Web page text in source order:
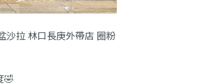
沙拉 林口長庚外帶店 圈粉
🤣